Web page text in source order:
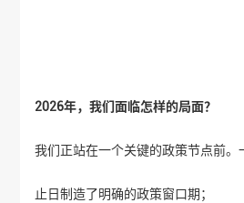
2026年，我们面临怎样的局面？
我们正站在一个关键的政策节点前。
止日制造了明确的政策窗口期；